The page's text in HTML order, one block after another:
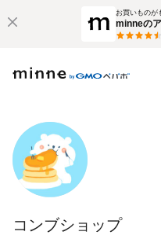
お買いものが
minneの
コンブショップ